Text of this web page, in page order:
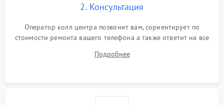
2. Консультация
Оператор колл центра позвонит вам, сориентирует по
стоимости ремонта вашего телефона а также ответит на все
Подробнее